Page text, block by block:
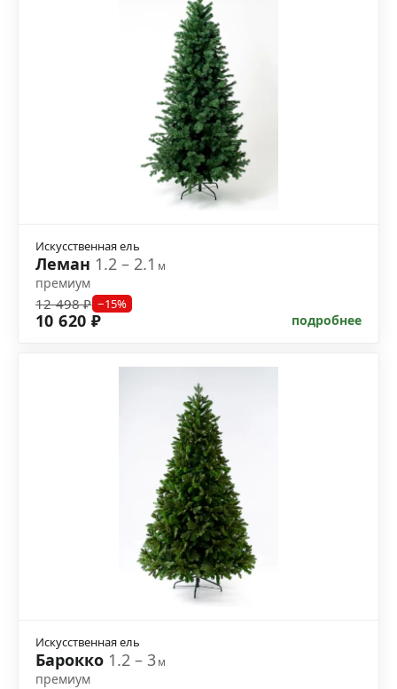
Искусственная ель
Леман 1.2 – 2.1м
премиум
12 498 ₽ −15%
10 620 ₽ подробнее
Искусственная ель
Барокко 1.2 – 3м
премиум